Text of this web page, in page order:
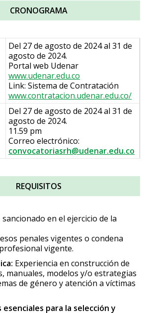
CRONOGRAMA
Del 27 de agosto de 2024 al 31 de
agosto de 2024.
Portal web Udenar
www.udenar.edu.co
Link: Sistema de Contratación
www.contratacion.udenar.edu.co/
Del 27 de agosto de 2024 al 31 de
agosto de 2024.
11.59 pm
Correo electrónico:
convocatoriasrh@udenar.edu.co
REQUISITOS
en el ejercicio de la
penales vigentes o condena
vigente.
Experiencia en construcción de
manuales, modelos y/o estrategias
de género y atención a víctimas
para la selección y